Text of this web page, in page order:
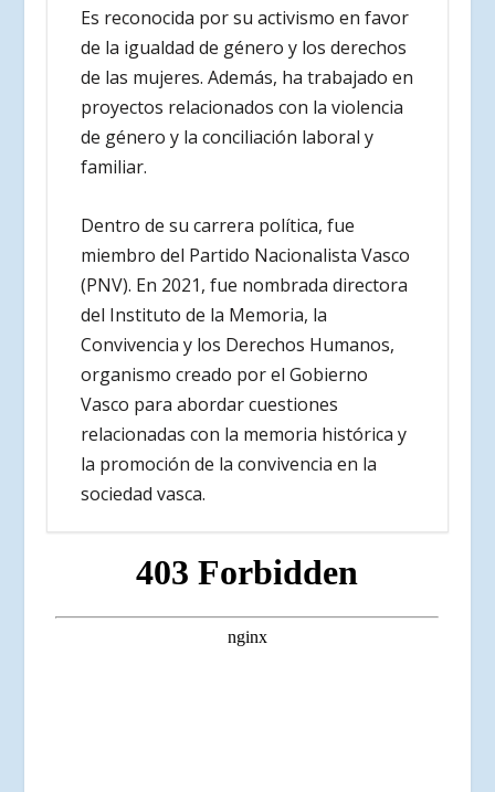
Es reconocida por su activismo en favor
de la igualdad de género y los derechos
de las mujeres. Además, ha trabajado en
proyectos relacionados con la violencia
de género y la conciliación laboral y
familiar.
Dentro de su carrera política, fue
miembro del Partido Nacionalista Vasco
(PNV). En 2021, fue nombrada directora
del Instituto de la Memoria, la
Convivencia y los Derechos Humanos,
organismo creado por el Gobierno
Vasco para abordar cuestiones
relacionadas con la memoria histórica y
la promoción de la convivencia en la
sociedad vasca.